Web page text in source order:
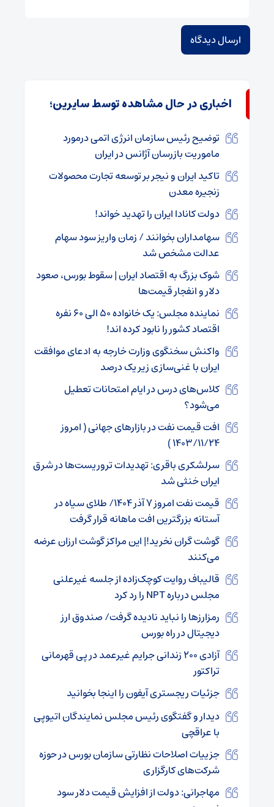
اخباری در حال مشاهده توسط سایرین؛
توضیح رئیس سازمان انرژی اتمی درمورد
ماموریت بازرسان آژانس در ایران
تاکید ایران و نیجر بر توسعه تجارت محصولات
زنجیره معدن
دولت کانادا ایران را تهدید خواند!
سهامداران بخوانند / زمان واریز سود سهام
عدالت مشخص شد
شوک بزرگ به اقتصاد ایران | سقوط بورس، صعود
دلار و انفجار قیمت‌ها
نماینده مجلس: یک خانواده‌ ۵۰ الی ۶۰ نفره
اقتصاد کشور را نابود کرده‌ اند!
واکنش سخنگوی وزارت خارجه به ادعا‌ی موافقت
ایران با غنی‌سازی زیر یک درصد
کلاس‌های درس در ایام امتحانات تعطیل
می‌شود؟
افت قیمت نفت در بازارهای جهانی ( امروز
۱۴۰۳/۱۱/۲۴ )
سرلشکری باقری: تهدیدات تروریست‌ها در شرق
ایران خنثی شد
قیمت نفت امروز ۷ آذر ۱۴۰۴/ طلای سیاه در
آستانه بزرگترین افت ماهانه قرار گرفت
گوشت گران نخرید!| این مراکز گوشت ارزان عرضه
می‌کنند
قالیباف روایت کوچک‌زاده از جلسه غیرعلنی
مجلس درباره NPT را رد کرد
رمزارزها را نباید نادیده گرفت/ صندوق ارز
دیجیتال در راه بورس
آزادی ۲۰۰ زندانی جرایم غیرعمد در پی قهرمانی
تراکتور
جزئیات ریجستری آیفون را اینجا بخوانید
دیدار و گفتگوی رئیس مجلس نمایندگان اتیوپی
با عراقچی
جزییات اصلاحات نظارتی سازمان بورس در حوزه
شرکت‌های کارگزاری‌
مهاجرانی: دولت از افزایش قیمت دلار سود